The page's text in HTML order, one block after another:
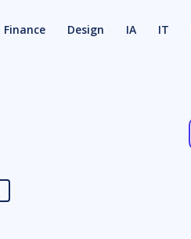
Finance Design IA IT